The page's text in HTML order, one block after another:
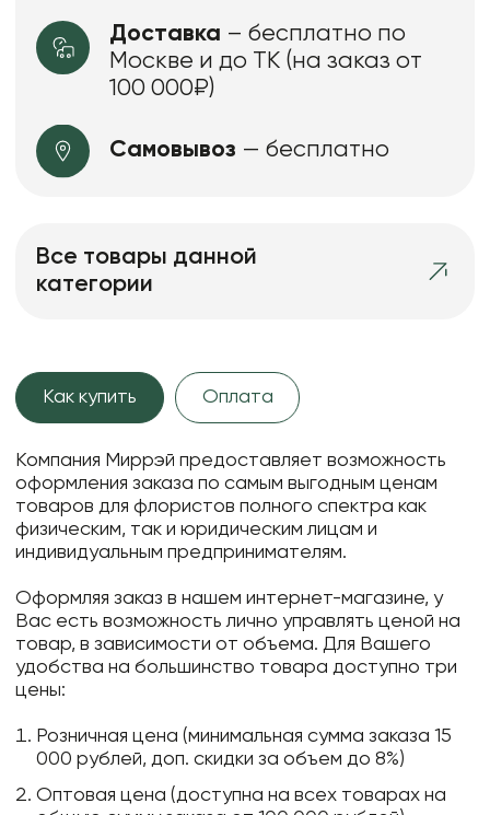
Доставка – бесплатно по
Москве и до ТК (на заказ от
100 000₽)
Самовывоз — бесплатно
Все товары данной
категории
Как купить Оплата
Компания Миррэй предоставляет возможность
оформления заказа по самым выгодным ценам
товаров для флористов полного спектра как
физическим, так и юридическим лицам и
индивидуальным предпринимателям.
Оформляя заказ в нашем интернет-магазине, у
Вас есть возможность лично управлять ценой на
товар, в зависимости от объема. Для Вашего
удобства на большинство товара доступно три
цены:
Розничная цена (минимальная сумма заказа 15
000 рублей, доп. скидки за объем до 8%)
Оптовая цена (доступна на всех товарах на